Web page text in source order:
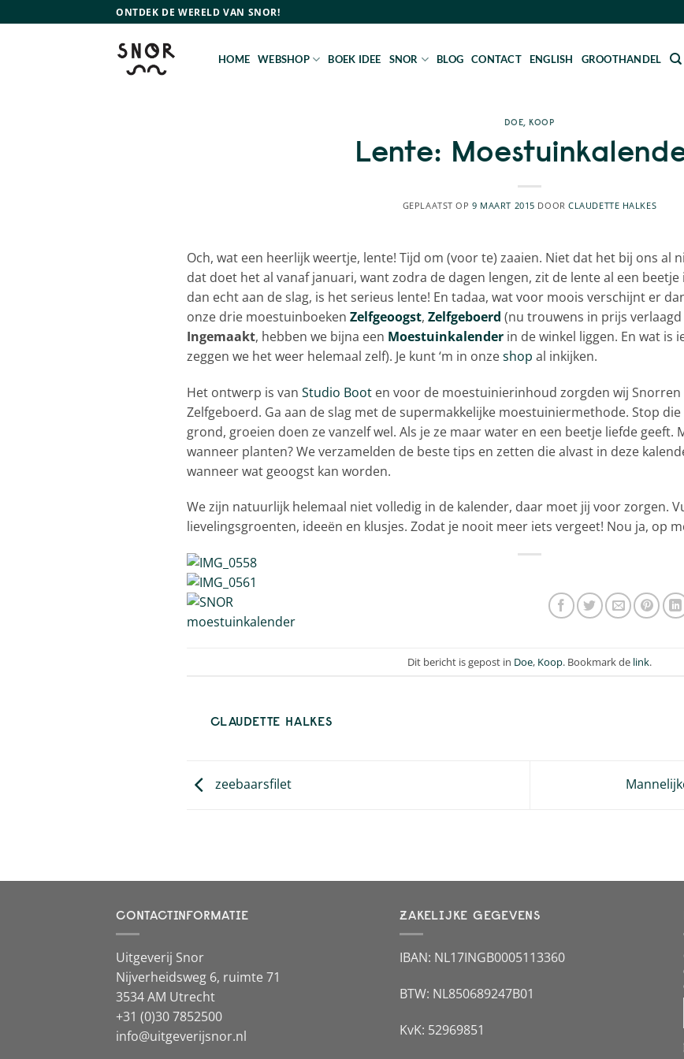
naar
ONTDEK DE WERELD VAN SNOR!
HOME WEBSHOP BOEK IDEE SNOR BLOG CONTACT ENGLISH GROOTHANDEL
DOE, KOOP
Lente:
GEPLAATST OP9 MAART 2015 DOORCLAUDETTE HALKES
Och, wat een heerlijk weertje, lente! Tijd om (voor te) zaaien. Niet dat het bij ons al
dat doet het al vanaf januari, want zodra de dagen lengen, zit de lente al een
dan echt aan de slag, is het serieus lente! En tadaa, wat voor moois verschijnt er
onze drie moestuinboeken Zelfgeoogst, Zelfgeboerd (nu trouwens in prijs
Ingemaakt, hebben we bijna een Moestuinkalender in de winkel liggen. En wat is
zeggen we het weer helemaal zelf). Je kunt ‘m in onzeshop al inkijken.
Het ontwerp is van Studio Boot en voor de moestuinierinhoud zorgden wij Snorren
Zelfgeboerd. Ga aan de slag met de supermakkelijke moestuiniermethode. Stop
grond, groeien doen ze vanzelf wel. Als je ze maar water en een beetje liefde geeft.
wanneer planten? We verzamelden de beste tips en zetten die alvast in deze
wanneer wat geoogst kan worden.
We zijn natuurlijk helemaal niet volledig in de kalender, daar moet jij voor zorgen.
lievelingsgroenten, ideeën en klusjes. Zodat je nooit meer iets vergeet! Nou ja, op
Dit bericht is gepost in Doe, Koop. Bookmark de link.
CLAUDETTE HALKES
zeebaarsfilet
CONTACTINFORMATIE
Uitgeverij Snor
Nijverheidsweg 6, ruimte 71
3534 AM Utrecht
+31 (0)30 7852500
info@uitgeverijsnor.nl
ZAKELIJKE GEGEVENS
IBAN: NL17INGB0005113360
BTW: NL850689247B01
KvK: 52969851